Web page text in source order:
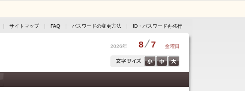
| サイトマップ| FAQ | パスワードの変更方法 | ID・パスワード再発行
2026年 8 7 金曜日